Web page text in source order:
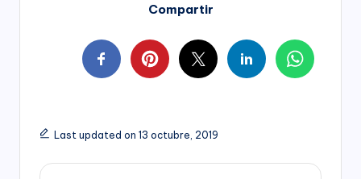
Compartir
Last updated on 13 octubre, 2019